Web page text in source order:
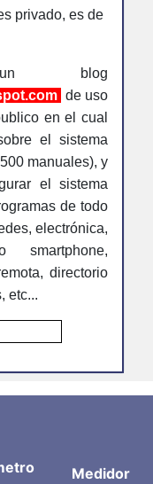
privado, es de
blog
de uso
en el cual
el sistema
manuales), y
el sistema
de todo
electrónica,
smartphone,
directorio
etc...
Medidor